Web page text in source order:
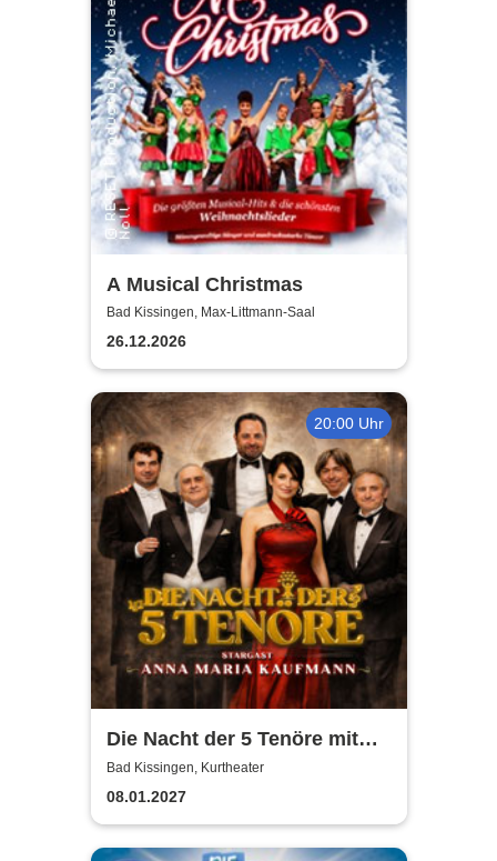
A Musical Christmas
Bad Kissingen, Max-Littmann-Saal
26.12.2026
20:00 Uhr
Die Nacht der 5 Tenöre mit
Anna Maria Kaufmann
Bad Kissingen, Kurtheater
08.01.2027